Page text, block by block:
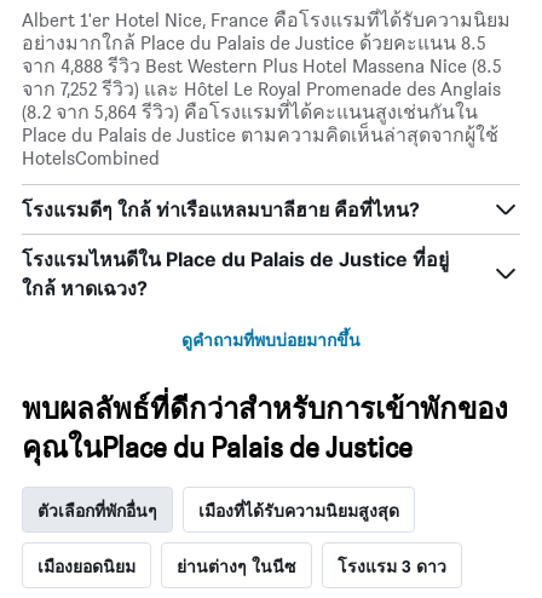
Albert 1'er Hotel Nice, France คือโรงแรมที่ได้รับความนิยม
อย่างมากใกล้ Place du Palais de Justice ด้วยคะแนน 8.5
จาก 4,888 รีวิว Best Western Plus Hotel Massena Nice (8.5
จาก 7,252 รีวิว) และ Hôtel Le Royal Promenade des Anglais
(8.2 จาก 5,864 รีวิว) คือโรงแรมที่ได้คะแนนสูงเช่นกันใน
Place du Palais de Justice ตามความคิดเห็นล่าสุดจากผู้ใช้
HotelsCombined
โรงแรมดีๆ ใกล้ ท่าเรือแหลมบาลีฮาย คือที่ไหน?
โรงแรมไหนดีใน Place du Palais de Justice ที่อยู่
ใกล้ หาดเฉวง?
ดูคำถามที่พบบ่อยมากขึ้น
พบผลลัพธ์ที่ดีกว่าสำหรับการเข้าพักของ
คุณในPlace du Palais de Justice
ตัวเลือกที่พักอื่นๆ เมืองที่ได้รับความนิยมสูงสุด
เมืองยอดนิยม ย่านต่างๆ ในนีซ โรงแรม 3 ดาว